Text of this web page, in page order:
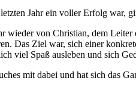
Jahr ein voller Erfolg war,
wieder von Christian, dem
Das Ziel war, sich einer
viel Spaß ausleben und sich
mit dabei und hat sich das